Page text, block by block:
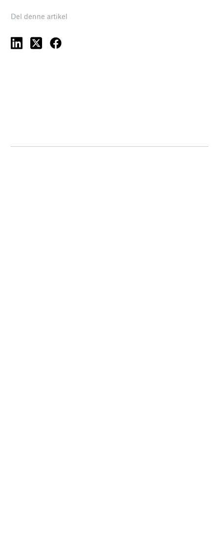
Del denne artikel